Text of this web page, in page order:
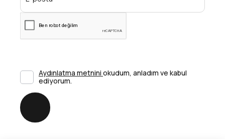
Aydınlatma metnini okudum, anladım ve kabul
ediyorum.
Gönder